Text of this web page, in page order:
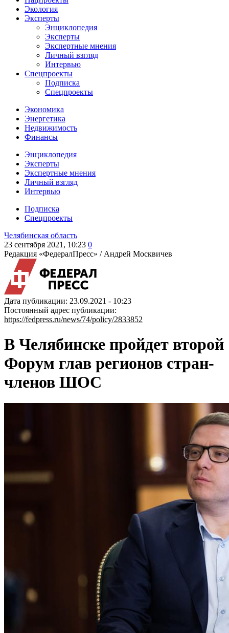
Экология
Эксперты
Энциклопедия
Эксперты
Экспертные мнения
Личный взгляд
Интервью
Спецпроекты
Подписка
Спецпроекты
Экономика
Энергетика
Недвижимость
Финансы
Энциклопедия
Эксперты
Экспертные мнения
Личный взгляд
Интервью
Подписка
Спецпроекты
Челябинская область
23 сентября 2021, 10:23 0
Редакция «ФедералПресс» / Андрей Москвичев
Дата публикации: 23.09.2021 - 10:23
Постоянный адрес публикации:
https://fedpress.ru/news/74/policy/2833852
В Челябинске пройдет второй
Форум глав регионов стран-
членов ШОС